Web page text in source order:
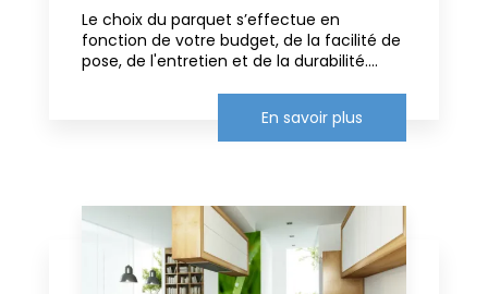
Le choix du parquet s’effectue en
fonction de votre budget, de la facilité de
pose, de l'entretien et de la durabilité....
En savoir plus